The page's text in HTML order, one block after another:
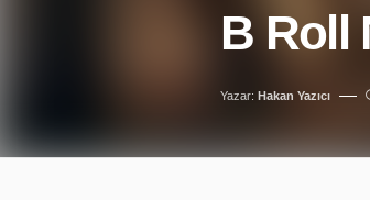
B Roll
Yazar: Hakan Yazıcı